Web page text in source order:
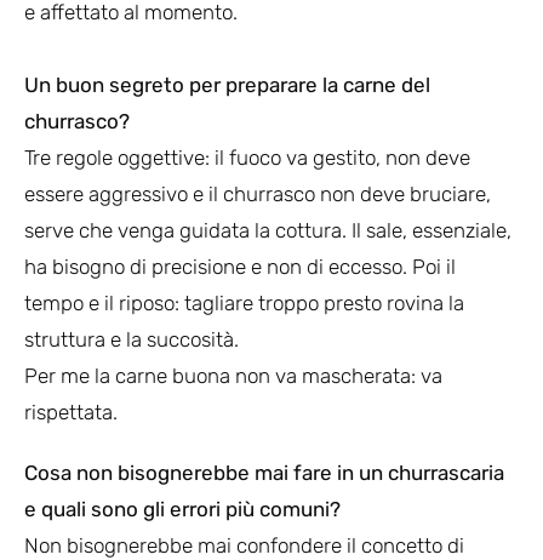
e affettato al momento.
Un buon segreto per preparare la carne del
churrasco?
Tre regole oggettive: il fuoco va gestito, non deve
essere aggressivo e il churrasco non deve bruciare,
serve che venga guidata la cottura. Il sale, essenziale,
ha bisogno di precisione e non di eccesso. Poi il
tempo e il riposo: tagliare troppo presto rovina la
struttura e la succosità.
Per me la carne buona non va mascherata: va
rispettata.
Cosa non bisognerebbe mai fare in un churrascaria
e quali sono gli errori più comuni?
Non bisognerebbe mai confondere il concetto di